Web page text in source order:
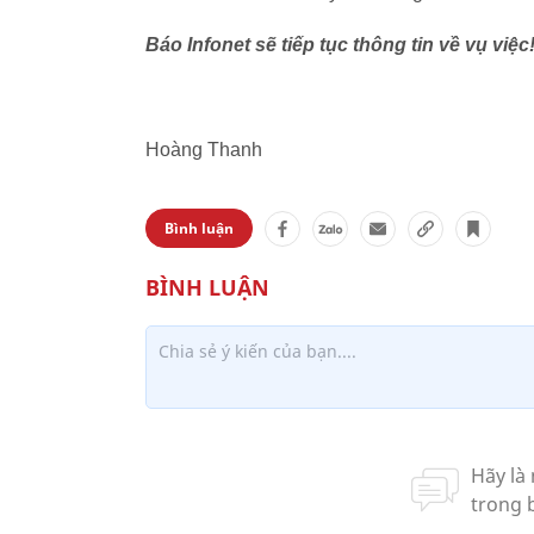
Báo Infonet sẽ tiếp tục thông tin về vụ việc!
Hoàng Thanh
Bình luận